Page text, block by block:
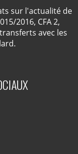
sur l'actualité de
2016, CFA 2,
avec les